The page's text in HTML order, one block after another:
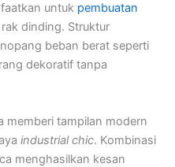
untuk pembuatan
dinding. Struktur
beban berat seperti
dekoratif tanpa
memberi tampilan modern
industrial chic. Kombinasi
menghasilkan kesan